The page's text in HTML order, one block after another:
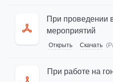
При проведении
мероприятий
Открыть Скачать
При работе на